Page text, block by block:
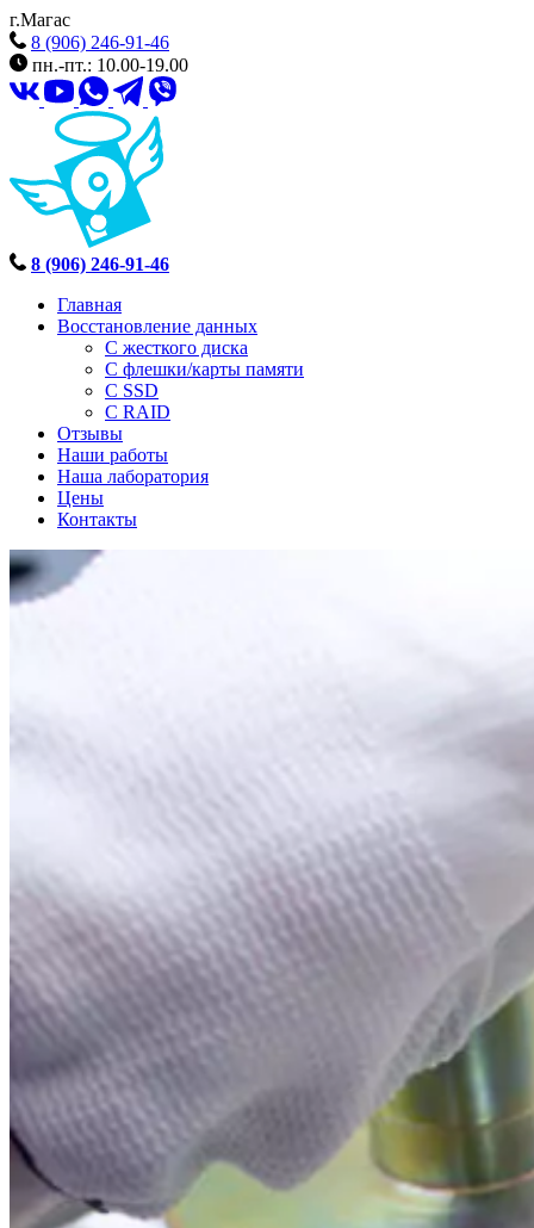
г.Магас
8 (906) 246-91-46
пн.-пт.: 10.00-19.00
8 (906) 246-91-46
Главная
Восстановление данных
С жесткого диска
С флешки/карты памяти
С SSD
С RAID
Отзывы
Наши работы
Наша лаборатория
Цены
Контакты